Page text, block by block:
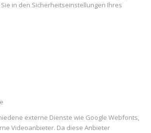
in den Sicherheitseinstellungen Ihres
externe Dienste wie Google Webfonts,
Videoanbieter. Da diese Anbieter